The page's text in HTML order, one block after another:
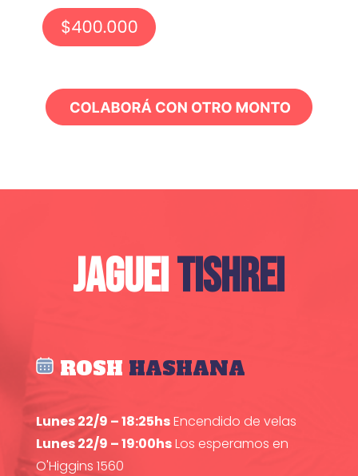
JAGUEITISHREI
ROSH HASHANA
Lunes 22/9 – 18:25hsEncendido de velas
Lunes 22/9 – 19:00hsLos esperamos en
O'Higgins 1560